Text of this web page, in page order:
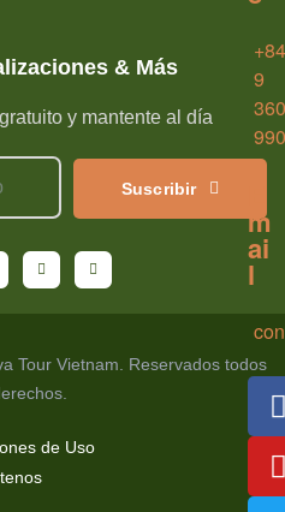
& Más
y mantente al día
Suscribir
Tour Vietnam. Reservados todos
de Uso
+84
9
m
ai
l